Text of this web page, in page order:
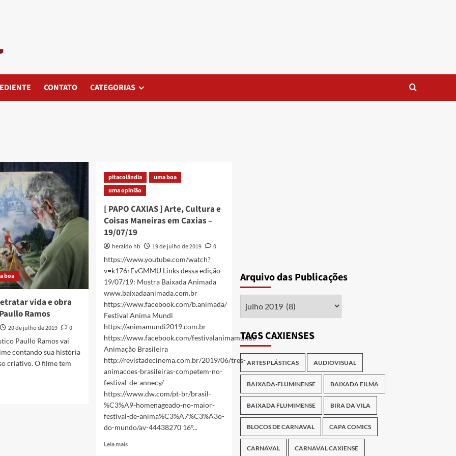
CONTATO CATEGORIAS
boa
vida e obra
Ramos
20 de julho de 2019
0
Paullo Ramos vai
contando sua história
criativo. O filme tem
pitacolândia
uma boa
uma opinião
[ PAPO CAXIAS ] Arte, Cultura e
Coisas Maneiras em Caxias –
19/07/19
heraldo hb 19 de julho de 2019
0
https://www.youtube.com/watch?
v=k176rEvGMMU Links dessa edição
19/07/19: Mostra Baixada Animada
www.baixadaanimada.com.br
https://www.facebook.com/b.animada/
Festival Anima Mundi
https://animamundi2019.com.br
https://www.facebook.com/festivalanimamundi/
Animação Brasileira
http://revistadecinema.com.br/2019/06/tres-
animacoes-brasileiras-competem-no-
festival-de-annecy/
https://www.dw.com/pt-br/brasil-
%C3%A9-homenageado-no-maior-
festival-de-anima%C3%A7%C3%A3o-
do-mundo/av-44438270 16°...
Leia maisRead
Arquivo das Publicações
das
TAGS CAXIENSES
ARTES PLÁSTICAS AUDIOVISUAL
BAIXADA-FLUMINENSE BAIXADA FILMA
BAIXADA FLUMIMENSE BIRA DA VILA
BLOCOS DE CARNAVAL CAPA COMICS
CARNAVAL CARNAVAL CAXIENSE